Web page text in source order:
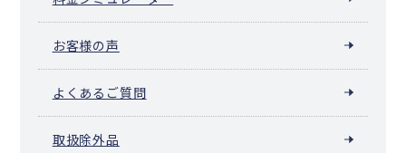
お客様の声
よくあるご質問
取扱除外品